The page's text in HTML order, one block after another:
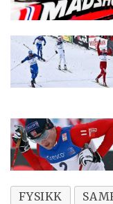
FYSIKK